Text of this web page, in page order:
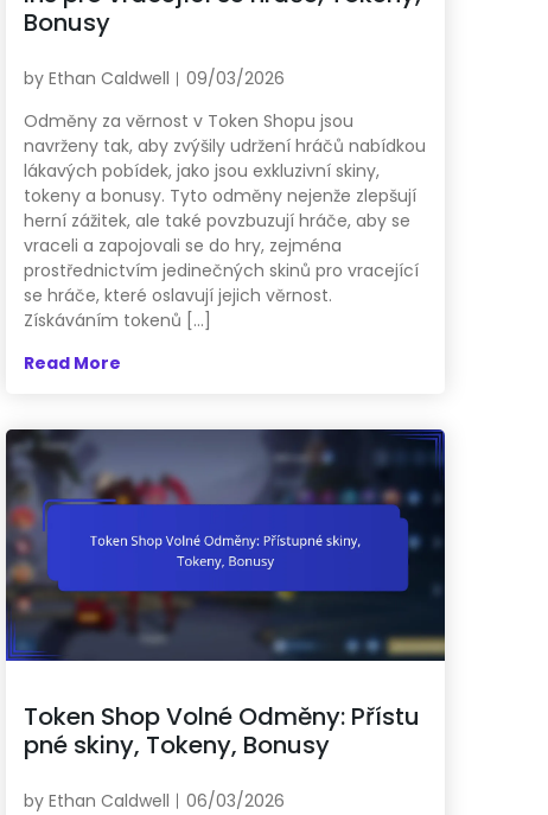
Bonusy
by Ethan Caldwell
09/03/2026
Odměny za věrnost v Token Shopu jsou
navrženy tak, aby zvýšily udržení hráčů nabídkou
lákavých pobídek, jako jsou exkluzivní skiny,
tokeny a bonusy. Tyto odměny nejenže zlepšují
herní zážitek, ale také povzbuzují hráče, aby se
vraceli a zapojovali se do hry, zejména
prostřednictvím jedinečných skinů pro vracející
se hráče, které oslavují jejich věrnost.
Získáváním tokenů […]
Read More
Token Shop Volné Odměny: Přístu
pné skiny, Tokeny, Bonusy
by Ethan Caldwell
06/03/2026